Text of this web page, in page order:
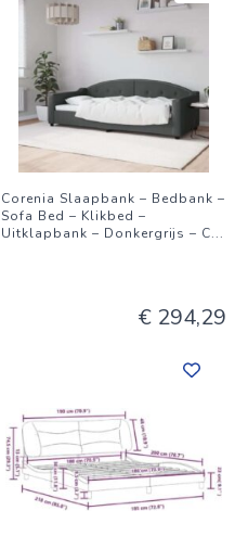
Corenia Slaapbank – Bedbank –
Sofa Bed – Klikbed –
Uitklapbank – Donkergrijs – C...
€ 294,29